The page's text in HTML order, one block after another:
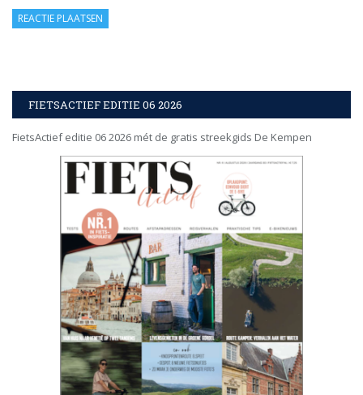
FIETSACTIEF EDITIE 06 2026
FietsActief editie 06 2026 mét de gratis streekgids De Kempen